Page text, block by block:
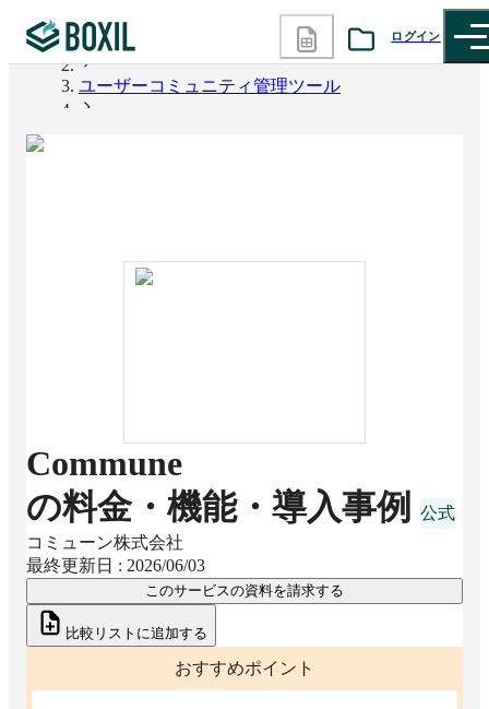
ログイン
カテゴリから探す
BOXILの使い方ガイド
BOXIL
ユーザーコミュニティ管理ツール
Commune
の料金・機能・導入事例
コミューン株式会社
最終更新日 : 2026/06/03
このサービスの資料を請求する
比較リストに追加する
おすすめポイント